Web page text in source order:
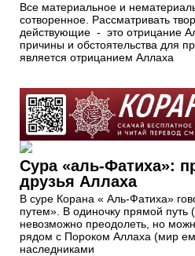
Все материальное и
сотворенное. Рассматривать
действующие - это отрицание
причины и обстоятельства для
является отрицанием Аллаха
Сура «аль-Фатиха»:
друзья Аллаха
В суре Корана « Аль-Фатиха»
путем». В одиночку прямой путь
невозможно преодолеть, но
рядом с Пороком Аллаха (мир
наследниками